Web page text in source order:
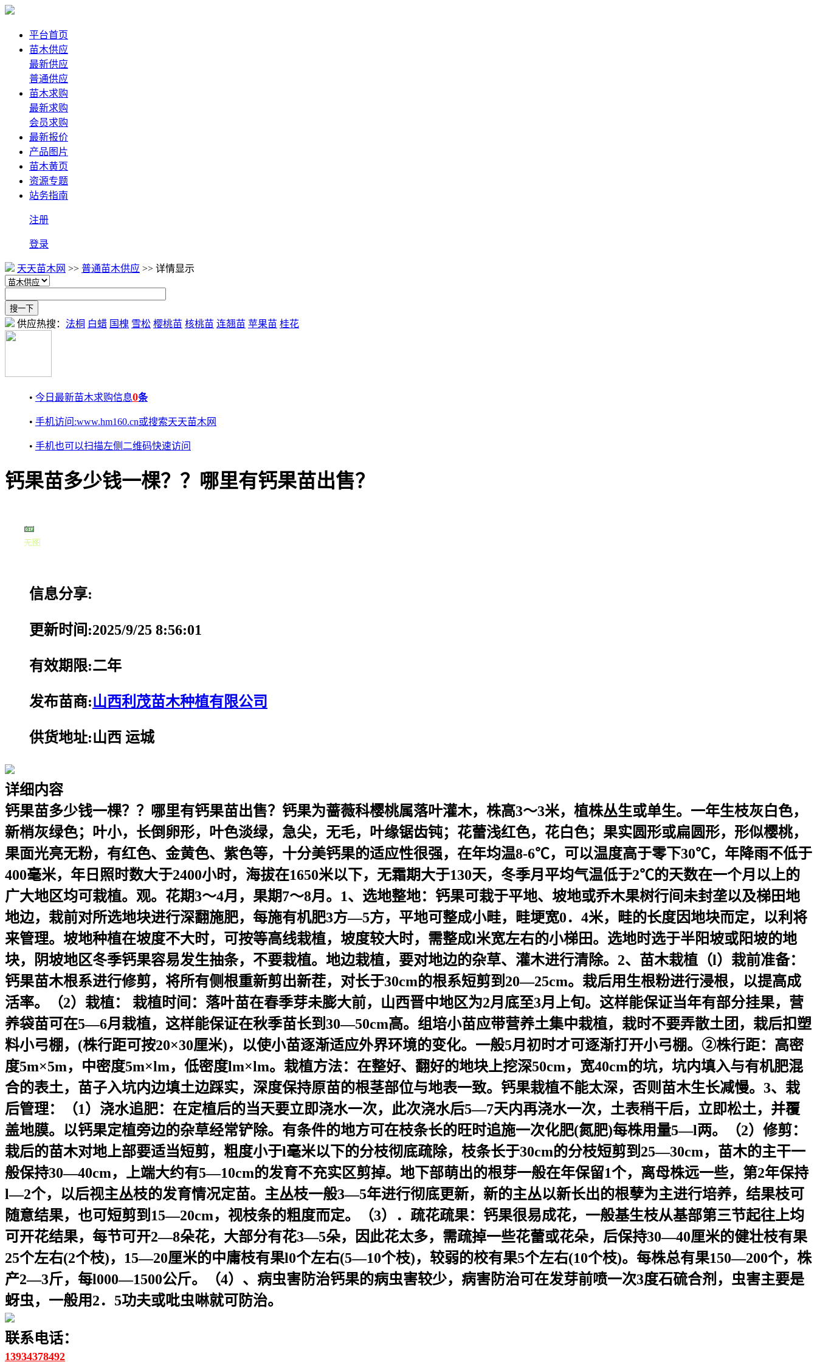
平台首页
苗木供应
最新供应
普通供应
苗木求购
最新求购
会员求购
最新报价
产品图片
苗木黄页
资源专题
站务指南
注册
登录
天天苗木网 >> 普通苗木供应 >> 详情显示
供应热搜： 法桐 白蜡 国槐 雪松 樱桃苗 核桃苗 连翘苗 苹果苗 桂花
• 今日最新苗木求购信息0条
• 手机访问:www.hm160.cn或搜索天天苗木网
• 手机也可以扫描左侧二维码快速访问
钙果苗多少钱一棵？？哪里有钙果苗出售？
信息分享:
更新时间:2025/9/25 8:56:01
有效期限:二年
发布苗商:山西利茂苗木种植有限公司
供货地址:山西 运城
详细内容
钙果苗多少钱一棵？？哪里有钙果苗出售？钙果为蔷薇科樱桃属落叶灌木，株高3～3米，植株丛生或单生。一年生枝灰白色，
新梢灰绿色；叶小，长倒卵形，叶色淡绿，急尖，无毛，叶缘锯齿钝；花蕾浅红色，花白色；果实圆形或扁圆形，形似樱桃，
果面光亮无粉，有红色、金黄色、紫色等，十分美钙果的适应性很强，在年均温8-6℃，可以温度高于零下30℃，年降雨不低于
400毫米，年日照时数大于2400小时，海拔在1650米以下，无霜期大于130天，冬季月平均气温低于2℃的天数在一个月以上的
广大地区均可栽植。观。花期3～4月，果期7～8月。1、选地整地：钙果可栽于平地、坡地或乔木果树行间未封垄以及梯田地
地边，栽前对所选地块进行深翻施肥，每施有机肥3方—5方，平地可整成小畦，畦埂宽0．4米，畦的长度因地块而定，以利将
来管理。坡地种植在坡度不大时，可按等高线栽植，坡度较大时，需整成l米宽左右的小梯田。选地时选于半阳坡或阳坡的地
块，阴坡地区冬季钙果容易发生抽条，不要栽植。地边栽植，要对地边的杂草、灌木进行清除。2、苗木栽植（l）栽前准备：
钙果苗木根系进行修剪，将所有侧根重新剪出新茬，对长于30cm的根系短剪到20—25cm。栽后用生根粉进行浸根，以提高成
活率。（2）栽植： 栽植时间：落叶苗在春季芽未膨大前，山西晋中地区为2月底至3月上旬。这样能保证当年有部分挂果，营
养袋苗可在5—6月栽植，这样能保证在秋季苗长到30—50cm高。组培小苗应带营养土集中栽植，栽时不要弄散土团，栽后扣塑
料小弓棚，(株行距可按20×30厘米)，以使小苗逐渐适应外界环境的变化。一般5月初时才可逐渐打开小弓棚。②株行距：高密
度5m×5m，中密度5m×lm，低密度lm×lm。栽植方法：在整好、翻好的地块上挖深50cm，宽40cm的坑，坑内填入与有机肥混
合的表土，苗子入坑内边填土边踩实，深度保持原苗的根茎部位与地表一致。钙果栽植不能太深，否则苗木生长减慢。3、栽
后管理：（1）浇水追肥：在定植后的当天要立即浇水一次，此次浇水后5—7天内再浇水一次，土表稍干后，立即松土，并覆
盖地膜。以钙果定植旁边的杂草经常铲除。有条件的地方可在枝条长的旺时追施一次化肥(氮肥)每株用量5—l两。（2）修剪：
栽后的苗木对地上部要适当短剪，粗度小于l毫米以下的分枝彻底疏除，枝条长于30cm的分枝短剪到25—30cm，苗木的主干一
般保持30—40cm，上端大约有5—10cm的发育不充实区剪掉。地下部萌出的根芽一般在年保留1个，离母株远一些，第2年保持
l—2个，以后视主丛枝的发育情况定苗。主丛枝一般3—5年进行彻底更新，新的主丛以新长出的根孽为主进行培养，结果枝可
随意结果，也可短剪到15—20cm，视枝条的粗度而定。（3）．疏花疏果：钙果很易成花，一般基生枝从基部第三节起往上均
可开花结果，每节可开2—8朵花，大部分有花3—5朵，因此花太多，需疏掉一些花蕾或花朵，后保持30—40厘米的健壮枝有果
25个左右(2个枝)，15—20厘米的中庸枝有果l0个左右(5—10个枝)，较弱的校有果5个左右(10个枝)。每株总有果150—200个，株
产2—3斤，每l000—1500公斤。（4）、病虫害防治钙果的病虫害较少，病害防治可在发芽前喷一次3度石硫合剂，虫害主要是
蚜虫，一般用2．5功夫或吡虫啉就可防治。
联系电话：
13934378492